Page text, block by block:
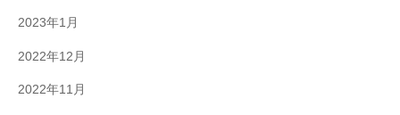
2023年1月
2022年12月
2022年11月